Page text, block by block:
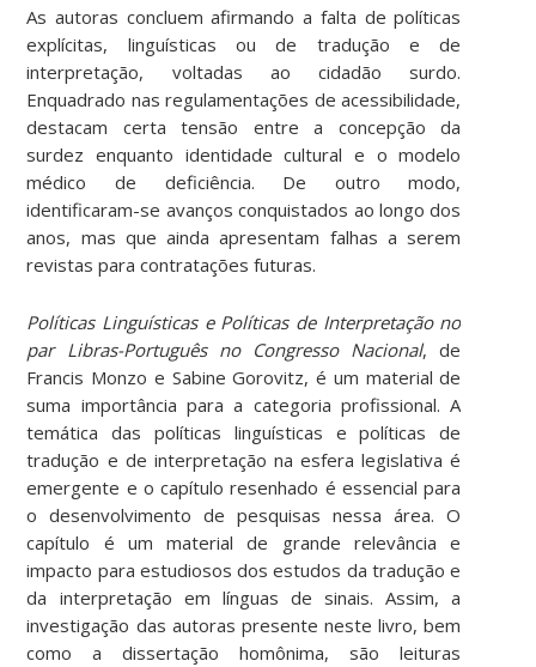
As autoras concluem afirmando a falta de políticas
explícitas, linguísticas ou de tradução e de
interpretação, voltadas ao cidadão surdo.
Enquadrado nas regulamentações de acessibilidade,
destacam certa tensão entre a concepção da
surdez enquanto identidade cultural e o modelo
médico de deficiência. De outro modo,
identificaram-se avanços conquistados ao longo dos
anos, mas que ainda apresentam falhas a serem
revistas para contratações futuras.
Políticas Linguísticas e Políticas de Interpretação no
par Libras-Português no Congresso Nacional, de
Francis Monzo e Sabine Gorovitz, é um material de
suma importância para a categoria profissional. A
temática das políticas linguísticas e políticas de
tradução e de interpretação na esfera legislativa é
emergente e o capítulo resenhado é essencial para
o desenvolvimento de pesquisas nessa área. O
capítulo é um material de grande relevância e
impacto para estudiosos dos estudos da tradução e
da interpretação em línguas de sinais. Assim, a
investigação das autoras presente neste livro, bem
como a dissertação homônima, são leituras